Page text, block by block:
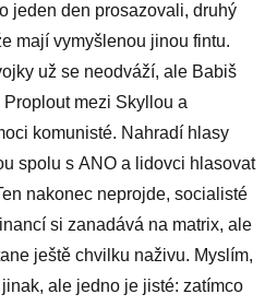
jeden den prosazovali, druhý
mají vymyšlenou jinou fintu.
už se neodváží, ale Babiš
mezi Skyllou a
komunisté. Nahradí hlasy
spolu s ANO a lidovci hlasovat
nakonec neprojde, socialisté
si zanadává na matrix, ale
ještě chvilku naživu. Myslím,
ale jedno je jisté: zatímco